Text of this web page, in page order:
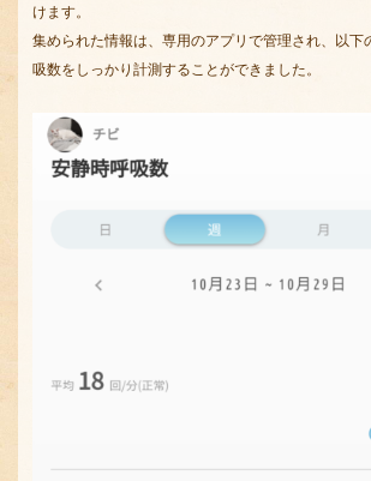
けます。
集められた情報は、専用のアプリで管理され、以下
吸数をしっかり計測することができました。